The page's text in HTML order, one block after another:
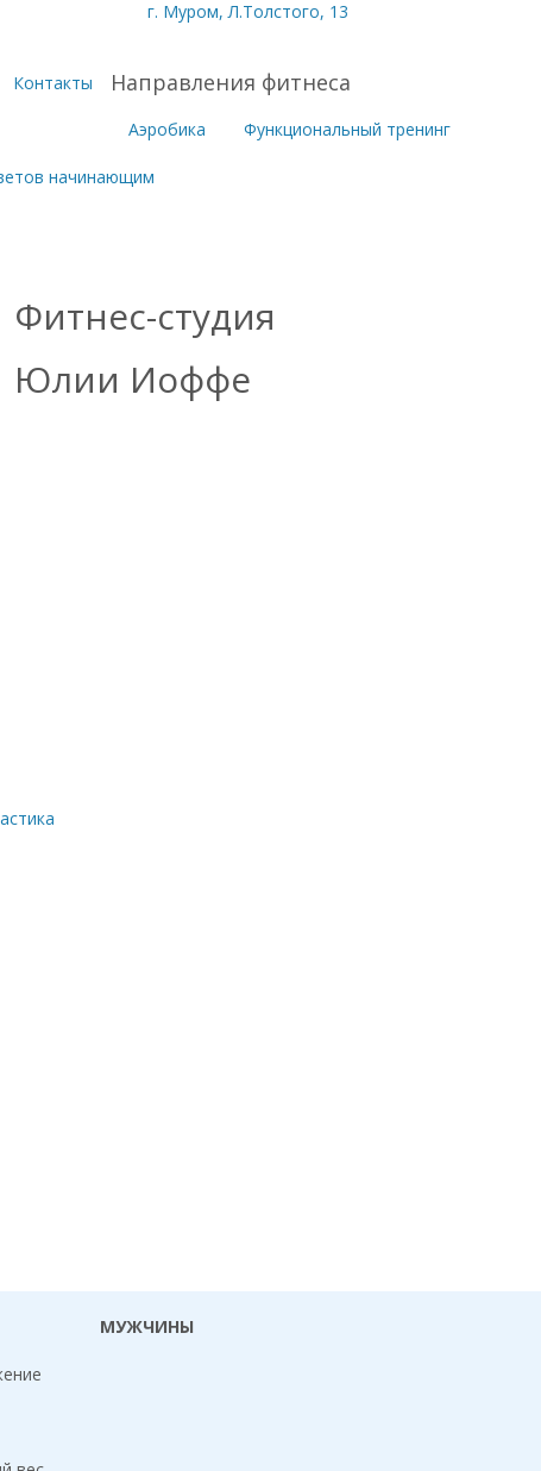
г. Муром, Л.Толстого, 13
Контакты Направления фитнеса
Аэробика Функциональный тренинг
начинающим
Фитнес-студия
Юлии Иоффе
МУЖЧИНЫ